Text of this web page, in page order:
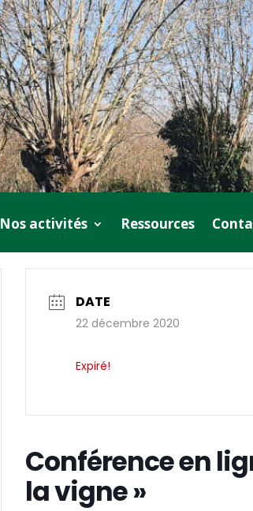
Nos activités Ressources
DATE
22 décembre 2020
Expiré!
Conférence en
la vigne »